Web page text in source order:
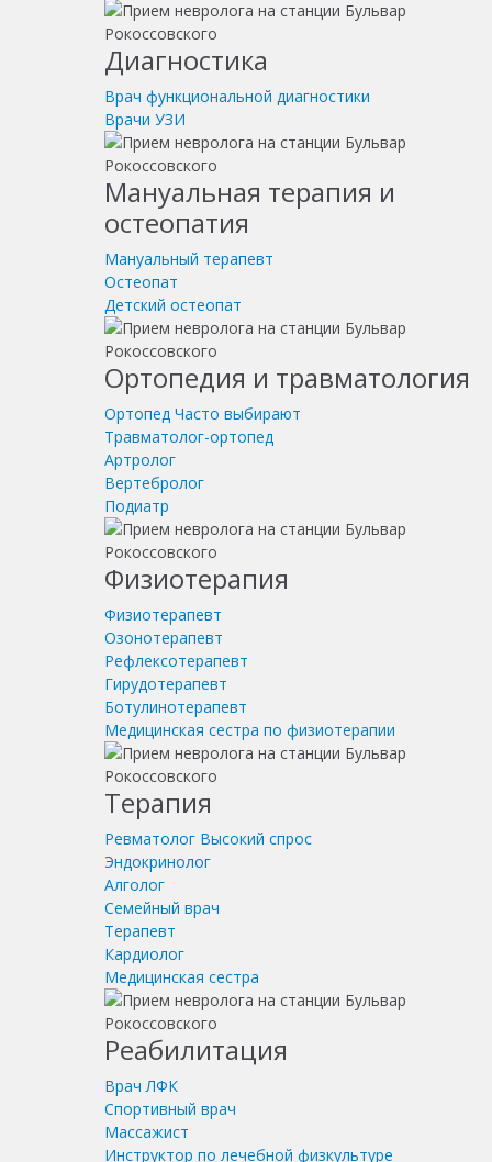
Диагностика
Врач функциональной диагностики
Врачи УЗИ
Мануальная терапия и
остеопатия
Мануальный терапевт
Остеопат
Детский остеопат
Ортопедия и травматология
Ортопед Часто выбирают
Травматолог-ортопед
Артролог
Вертебролог
Подиатр
Физиотерапия
Физиотерапевт
Озонотерапевт
Рефлексотерапевт
Гирудотерапевт
Ботулинотерапевт
Медицинская сестра по физиотерапии
Терапия
Ревматолог Высокий спрос
Эндокринолог
Алголог
Семейный врач
Терапевт
Кардиолог
Медицинская сестра
Реабилитация
Врач ЛФК
Спортивный врач
Массажист
Инструктор по лечебной физкультуре